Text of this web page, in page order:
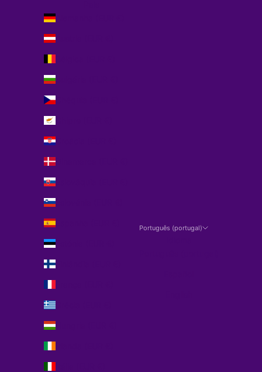
Alemanha (EUR €)
Áustria (EUR €)
Bulgária (EUR €)
Chéquia (EUR €)
Croácia (EUR €)
Dinamarca (EUR €)
Eslováquia (EUR €)
Eslovénia (EUR €)
Espanha (EUR €)
Estónia (EUR €)
Finlândia (EUR €)
Grécia (EUR €)
Hungria (EUR €)
Português (portugal)